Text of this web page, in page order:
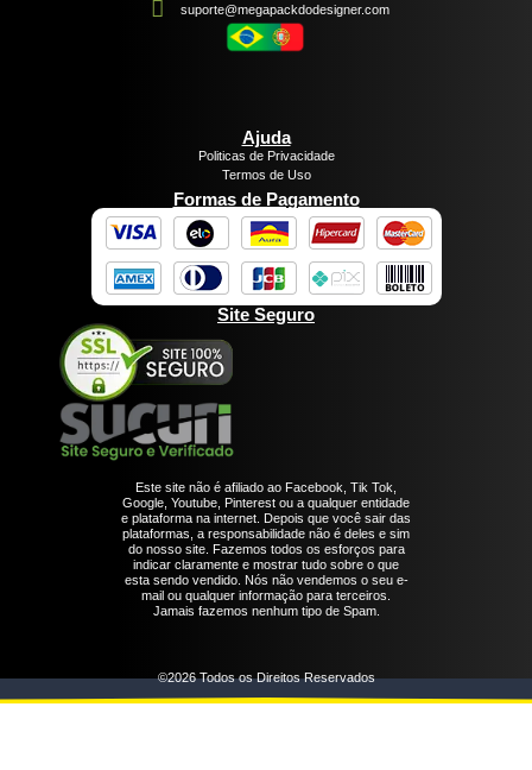
suporte@megapackdodesigner.com
Ajuda
Politicas de Privacidade
Termos de Uso
Formas de Pagamento
Site Seguro
Este site não é afiliado ao Facebook, Tik Tok,
Google, Youtube, Pinterest ou a qualquer entidade
e plataforma na internet. Depois que você sair das
plataformas, a responsabilidade não é deles e sim
do nosso site. Fazemos todos os esforços para
indicar claramente e mostrar tudo sobre o que
esta sendo vendido. Nós não vendemos o seu e-
mail ou qualquer informação para terceiros.
Jamais fazemos nenhum tipo de Spam.
©2026 Todos os Direitos Reservados